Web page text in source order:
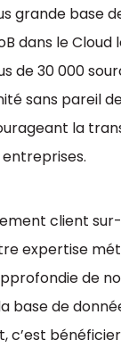
grande base
dans le
de 30 000
sans pareil
la
entreprises.
client
expertise
de
base de
c’est